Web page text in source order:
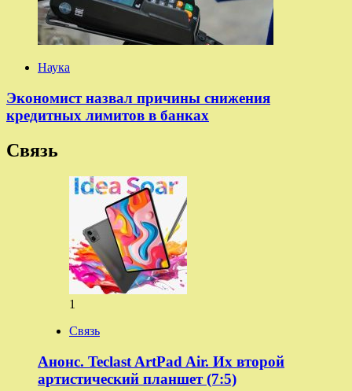
Наука
Экономист назвал причины снижения
кредитных лимитов в банках
Связь
1
Связь
Анонс. Teclast ArtPad Air. Их второй
артистический планшет (7:5)